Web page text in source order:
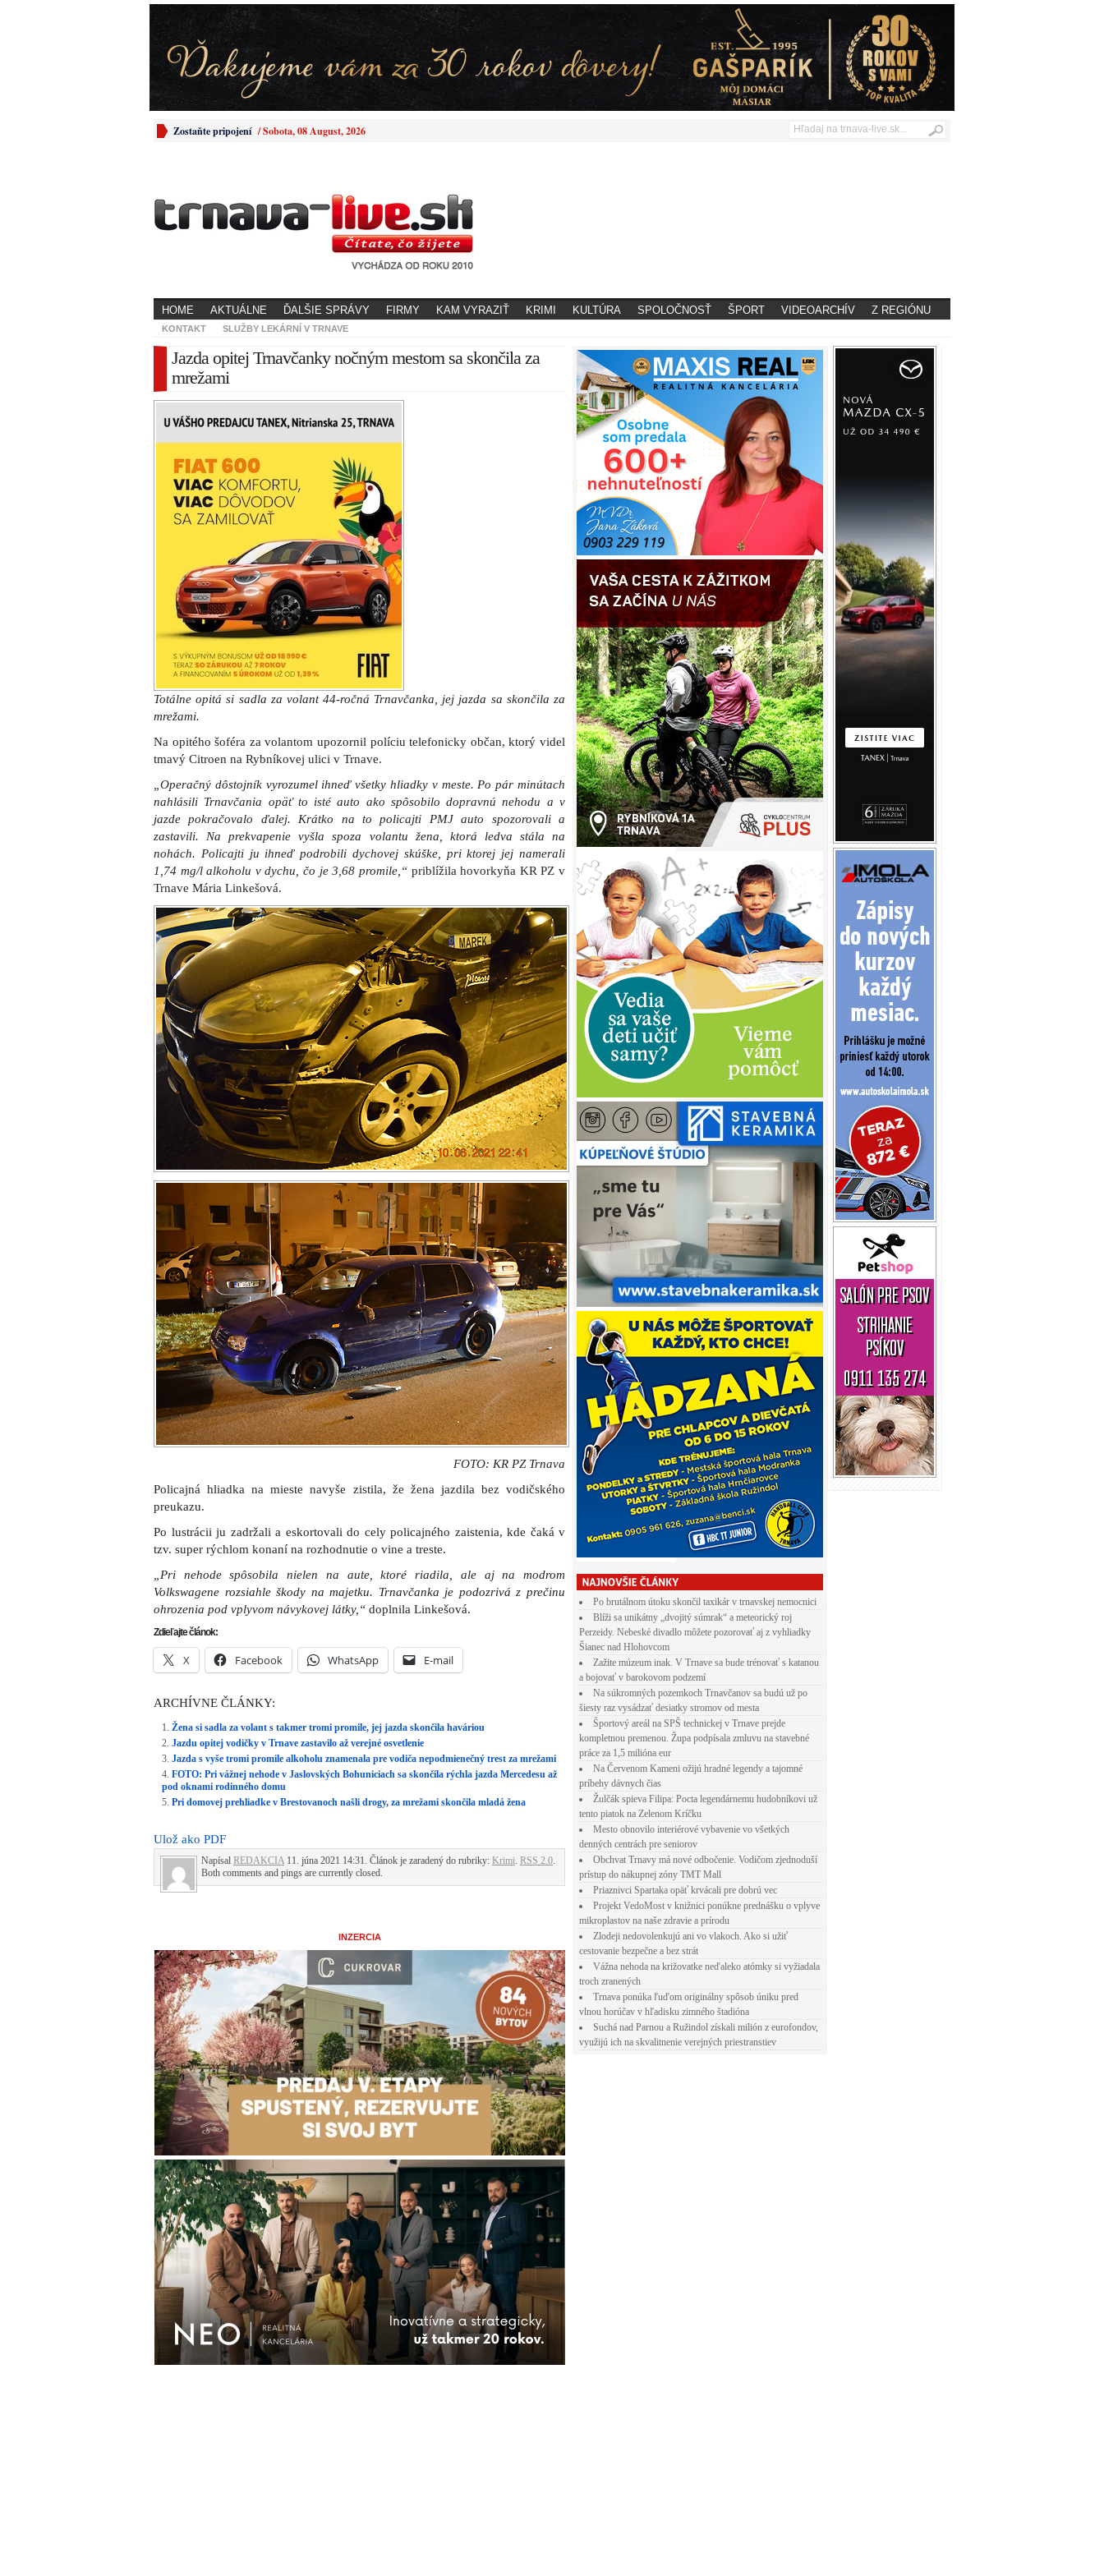
Zostaňte pripojení /Sobota, 08 August, 2026
HOME AKTUÁLNE ĎALŠIE SPRÁVY FIRMY KAM VYRAZIŤ KRIMI KULTÚRA SPOLOČNOSŤ ŠPORT VIDEOARCHÍV Z REGIÓNU
KONTAKT SLUŽBY LEKÁRNÍ V TRNAVE
Jazda opitej Trnavčanky nočným mestom sa skončila za
mrežami
Totálne opitá si sadla za volant 44-ročná Trnavčanka, jej jazda sa skončila za
mrežami.
Na opitého šoféra za volantom upozornil políciu telefonicky občan, ktorý videl
tmavý Citroen na Rybníkovej ulici v Trnave.
„Operačný dôstojník vyrozumel ihneď všetky hliadky v meste. Po pár minútach
nahlásili Trnavčania opäť to isté auto ako spôsobilo dopravnú nehodu a v
jazde pokračovalo ďalej. Krátko na to policajti PMJ auto spozorovali a
zastavili. Na prekvapenie vyšla spoza volantu žena, ktorá ledva stála na
nohách. Policajti ju ihneď podrobili dychovej skúške, pri ktorej jej namerali
1,74 mg/l alkoholu v dychu, čo je 3,68 promile,“priblížila hovorkyňa KR PZ v
Trnave Mária Linkešová.
FOTO: KR PZ Trnava
Policajná hliadka na mieste navyše zistila, že žena jazdila bez vodičského
preukazu.
Po lustrácii ju zadržali a eskortovali do cely policajného zaistenia, kde čaká v
tzv. super rýchlom konaní na rozhodnutie o vine a treste.
„Pri nehode spôsobila nielen na aute, ktoré riadila, ale aj na modrom
Volkswagene rozsiahle škody na majetku. Trnavčanka je podozrivá z prečinu
ohrozenia pod vplyvom návykovej látky,“ doplnila Linkešová.
Zdieľajte článok:
X Facebook WhatsApp E-mail
ARCHÍVNE ČLÁNKY:
Žena si sadla za volant s takmer tromi promile, jej jazda skončila haváriou
Jazdu opitej vodičky v Trnave zastavilo až verejné osvetlenie
Jazda s vyše tromi promile alkoholu znamenala pre vodiča nepodmienečný trest za mrežami
FOTO: Pri vážnej nehode v Jaslovských Bohuniciach sa skončila rýchla jazda Mercedesu až
pod oknami rodinného domu
Pri domovej prehliadke v Brestovanoch našli drogy, za mrežami skončila mladá žena
Ulož ako PDF
Napísal REDAKCIA 11. júna 2021 14:31. Článok je zaradený do rubriky: Krimi. RSS 2.0.
Both comments and pings are currently closed.
INZERCIA
Po brutálnom útoku skončil taxikár v trnavskej nemocnici
Blíži sa unikátny „dvojitý súmrak“ a meteorický roj
Perzeidy. Nebeské divadlo môžete pozorovať aj z vyhliadky
Šianec nad Hlohovcom
Zažite múzeum inak. V Trnave sa bude trénovať s katanou
a bojovať v barokovom podzemí
Na súkromných pozemkoch Trnavčanov sa budú už po
šiesty raz vysádzať desiatky stromov od mesta
Športový areál na SPŠ technickej v Trnave prejde
kompletnou premenou. Župa podpísala zmluvu na stavebné
práce za 1,5 milióna eur
Na Červenom Kameni ožijú hradné legendy a tajomné
príbehy dávnych čias
Žulčák spieva Filipa: Pocta legendárnemu hudobníkovi už
tento piatok na Zelenom Kríčku
Mesto obnovilo interiérové vybavenie vo všetkých
denných centrách pre seniorov
Obchvat Trnavy má nové odbočenie. Vodičom zjednoduší
prístup do nákupnej zóny TMT Mall
Priaznivci Spartaka opäť krvácali pre dobrú vec
Projekt VedoMost v knižnici ponúkne prednášku o vplyve
mikroplastov na naše zdravie a prírodu
Zlodeji nedovolenkujú ani vo vlakoch. Ako si užiť
cestovanie bezpečne a bez strát
Vážna nehoda na križovatke neďaleko atómky si vyžiadala
troch zranených
Trnava ponúka ľuďom originálny spôsob úniku pred
vlnou horúčav v hľadisku zimného štadióna
Suchá nad Parnou a Ružindol získali milión z eurofondov,
využijú ich na skvalitnenie verejných priestranstiev